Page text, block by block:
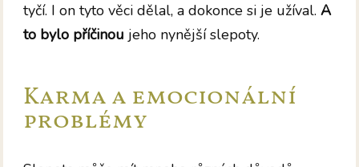
tyčí. I on tyto věci dělal, a dokonce si je užíval.A
to bylo příčinou jeho nynější slepoty.
Karma a emocionální
problémy